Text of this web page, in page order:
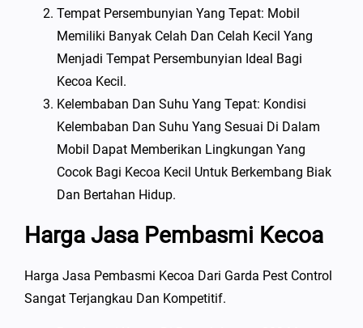
Tempat Persembunyian Yang Tepat: Mobil
Memiliki Banyak Celah Dan Celah Kecil Yang
Menjadi Tempat Persembunyian Ideal Bagi
Kecoa Kecil.
Kelembaban Dan Suhu Yang Tepat: Kondisi
Kelembaban Dan Suhu Yang Sesuai Di Dalam
Mobil Dapat Memberikan Lingkungan Yang
Cocok Bagi Kecoa Kecil Untuk Berkembang Biak
Dan Bertahan Hidup.
Harga Jasa Pembasmi Kecoa
Harga Jasa Pembasmi Kecoa Dari Garda Pest Control
Sangat Terjangkau Dan Kompetitif.